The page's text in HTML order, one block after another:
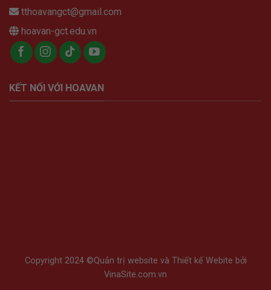
tthoavangct@gmail.com
hoavan-gct.edu.vn
KẾT NỐI VỚI HOAVAN
Copyright 2024 ©Quản trị website và Thiết kế Webite bởi
VinaSite.com.vn